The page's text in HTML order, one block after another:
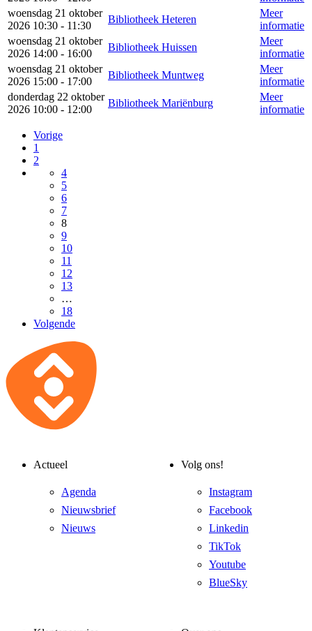
woensdag 21 oktober
2026 10:30 - 11:30
Bibliotheek Heteren
Meer
informatie
woensdag 21 oktober
2026 14:00 - 16:00
Bibliotheek Huissen
Meer
informatie
woensdag 21 oktober
2026 15:00 - 17:00
Bibliotheek Muntweg
Meer
informatie
donderdag 22 oktober
2026 10:00 - 12:00
Bibliotheek Mariënburg
Meer
informatie
Vorige
1
2
4
5
6
7
8
9
10
11
12
13
…
18
Volgende
Actueel
Agenda
Nieuwsbrief
Nieuws
Volg ons!
Instagram
Facebook
Linkedin
TikTok
Youtube
BlueSky